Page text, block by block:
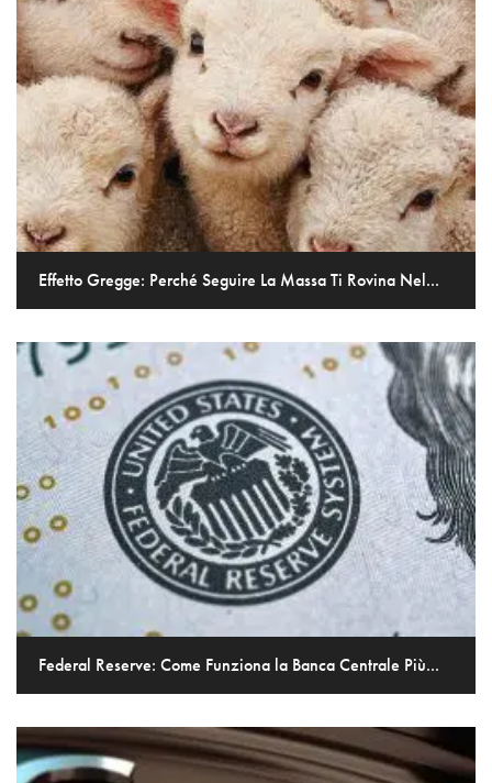
Effetto Gregge: Perché Seguire La Massa Ti Rovina Nel...
Federal Reserve: Come Funziona la Banca Centrale Più...